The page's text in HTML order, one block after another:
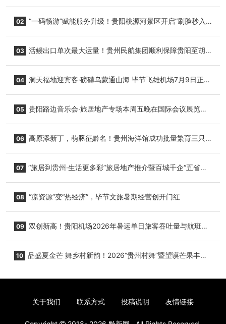
02 “一码畅游”赋能服务升级！贵阳桃源河景区开启“刷脸秒入
03 活鳗出口单次最大运量！贵州民航集团顺利保障贵阳至胡
04 洞天福地迎宾客·磅礴乌蒙通山海 毕节飞雄机场7月9日正式
05 贵阳路边音乐会·旅居地产专场本周五晚在国际会议展览中
06 高原添新丁，萌豚征黔名！贵州海洋馆成功批量繁育三只
07 “旅居到贵州·生活更多彩”旅居地产推介暨百城千企“五省
08 “凉资源”变“热经济”，毕节文旅暑期经营创开门红
09 双创新高！贵阳机场2026年暑运单日旅客吞吐量与航班起
10 品盛夏金芒 舞乡村新韵！2026“贵州村舞”暨望谟芒果丰收
关于我们 联系方式 投稿说明 友情链接